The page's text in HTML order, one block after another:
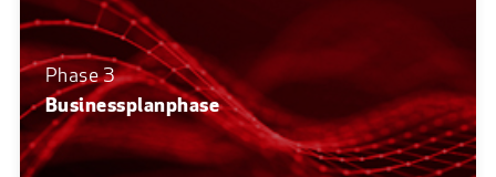
Phase 3
Businessplanphase